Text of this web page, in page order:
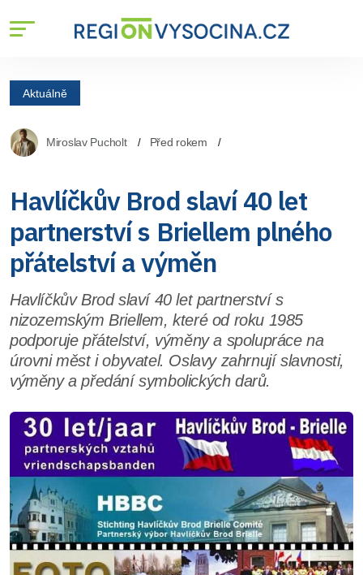
Aktuálně
Miroslav Pucholt Před rokem
Havlíčkův Brod slaví 40 let
partnerství s Briellem plného
přátelství a výměn
Havlíčkův Brod slaví 40 let partnerství s
nizozemským Briellem, které od roku 1985
podporuje přátelství, výměny a spolupráce na
úrovni měst i obyvatel. Oslavy zahrnují slavnosti,
výměny a předání symbolických darů.